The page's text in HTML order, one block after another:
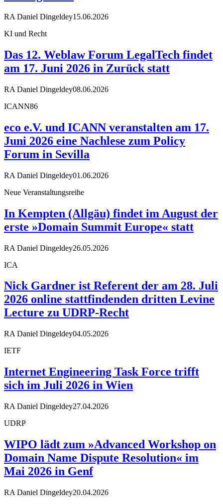
RA Daniel Dingeldey15.06.2026
KI und Recht
Das 12. Weblaw Forum LegalTech findet
am 17. Juni 2026 in Zurück statt
RA Daniel Dingeldey08.06.2026
ICANN86
eco e.V. und ICANN veranstalten am 17.
Juni 2026 eine Nachlese zum Policy
Forum in Sevilla
RA Daniel Dingeldey01.06.2026
Neue Veranstaltungsreihe
In Kempten (Allgäu) findet im August der
erste »Domain Summit Europe« statt
RA Daniel Dingeldey26.05.2026
ICA
Nick Gardner ist Referent der am 28. Juli
2026 online stattfindenden dritten Levine
Lecture zu UDRP-Recht
RA Daniel Dingeldey04.05.2026
IETF
Internet Engineering Task Force trifft
sich im Juli 2026 in Wien
RA Daniel Dingeldey27.04.2026
UDRP
WIPO lädt zum »Advanced Workshop on
Domain Name Dispute Resolution« im
Mai 2026 in Genf
RA Daniel Dingeldey20.04.2026